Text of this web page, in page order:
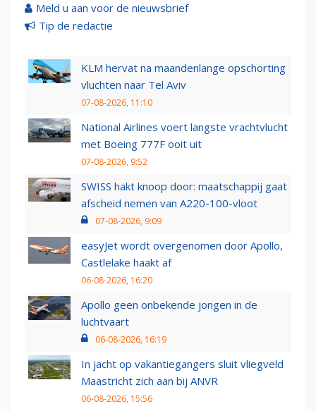
Meld u aan voor de nieuwsbrief
Tip de redactie
KLM hervat na maandenlange opschorting
vluchten naar Tel Aviv
07-08-2026, 11:10
National Airlines voert langste vrachtvlucht
met Boeing 777F ooit uit
07-08-2026, 9:52
SWISS hakt knoop door: maatschappij gaat
afscheid nemen van A220-100-vloot
07-08-2026, 9:09
easyJet wordt overgenomen door Apollo,
Castlelake haakt af
06-08-2026, 16:20
Apollo geen onbekende jongen in de
luchtvaart
06-08-2026, 16:19
In jacht op vakantiegangers sluit vliegveld
Maastricht zich aan bij ANVR
06-08-2026, 15:56